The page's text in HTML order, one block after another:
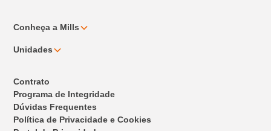
Conheça a Mills
Unidades
Contrato
Programa de Integridade
Dúvidas Frequentes
Política de Privacidade e Cookies